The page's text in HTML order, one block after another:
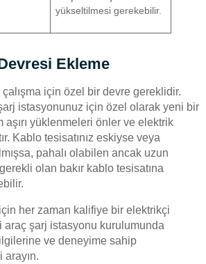
yükseltilmesi gerekebilir.
Ekleme
için özel bir devre gereklidir.
istasyonunuz için özel olarak yeni bir
aşırı yüklenmeleri önler ve elektrik
Kablo tesisatınız eskiyse veya
pahalı olabilen ancak uzun
olan bakır kablo tesisatına
her zaman kalifiye bir elektrikçi
araç şarj istasyonu kurulumunda
ve deneyime sahip
arayın.